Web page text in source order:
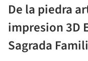
De la piedra
impresion 3D
Sagrada